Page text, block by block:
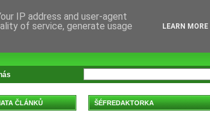
ČLÁNKŮ ŠÉFREDAKTORKA
IP address and user-agent
of service, generate usage
LEARN MORE